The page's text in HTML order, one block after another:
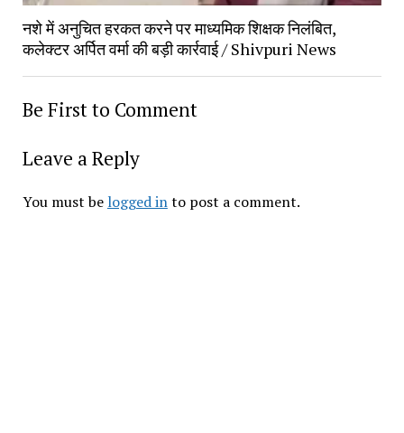
नशे में अनुचित हरकत करने पर माध्यमिक शिक्षक निलंबित,
कलेक्टर अर्पित वर्मा की बड़ी कार्रवाई / Shivpuri News
Be First to Comment
Leave a Reply
You must be logged in to post a comment.